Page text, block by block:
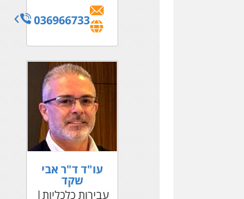
036966733
עו"ד ד"ר אבי
שקד
עבירות כלכליות